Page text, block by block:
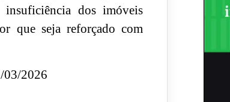
insuficiência dos imóveis
que seja reforçado com
03/2026